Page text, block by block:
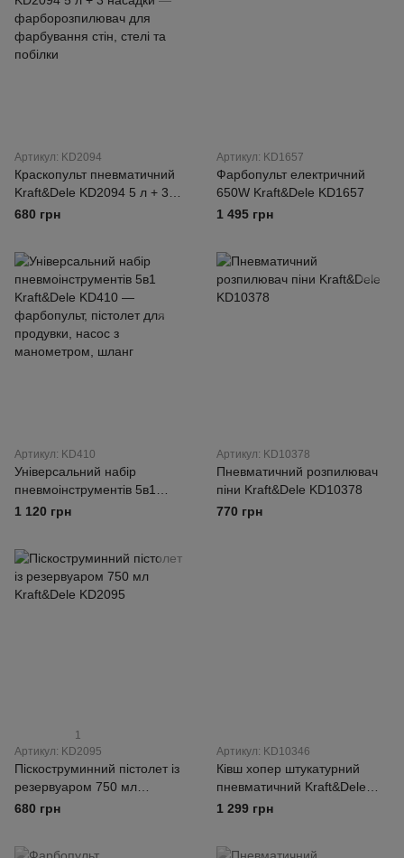
Артикул: KD2094
Краскопульт пневматичний
Kraft&Dele KD2094 5 л + 3
насадки —
побілки
680 грн
Артикул: KD1657
Фарбопульт електричний
650W Kraft&Dele KD1657
1 495 грн
Артикул: KD410
Універсальний набір
пневмоінструментів 5в1
Kraft&Dele KD410 —
манометром, шланг
1 120 грн
Артикул: KD10378
Пневматичний розпилювач
піни Kraft&Dele KD10378
770 грн
1
Артикул: KD2095
Піскоструминний пістолет із
резервуаром 750 мл
Kraft&Dele KD2095
680 грн
Артикул: KD10346
Ківш хопер штукатурний
пневматичний Kraft&Dele
KD10346 — пістолет для
1 299 грн